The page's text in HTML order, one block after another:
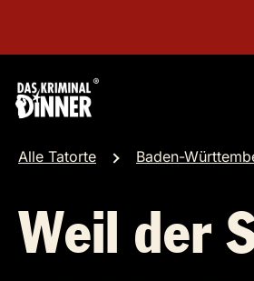
Alle Tatorte Baden-
Weil der